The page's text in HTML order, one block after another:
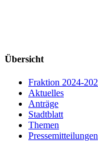
Übersicht
Fraktion 2024-
Aktuelles
Anträge
Stadtblatt
Themen
Pressemitteilungen